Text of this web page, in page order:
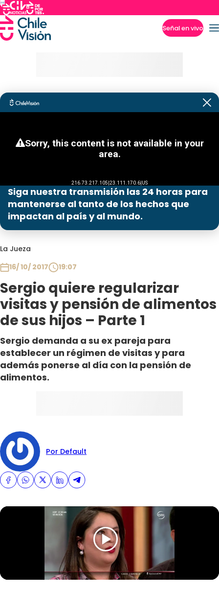
Señal en vivo
Siga nuestra transmisión las 24 horas para
mantenerse al tanto de los hechos que
impactan al país y al mundo.
La Jueza
16/ 10/ 2017
19:07
Sergio quiere regularizar
visitas y pensión de alimentos
de sus hijos – Parte 1
Sergio demanda a su ex pareja para
establecer un régimen de visitas y para
además ponerse al día con la pensión de
alimentos.
Por Default
Programas
Club De La Comedia
Contigo en Directo
Plan Perfecto
El Tiempo
Sabingo
Todos Los Programas